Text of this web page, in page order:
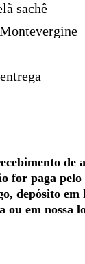
sachê
de
for paga pelo
depósito em
ou em nossa